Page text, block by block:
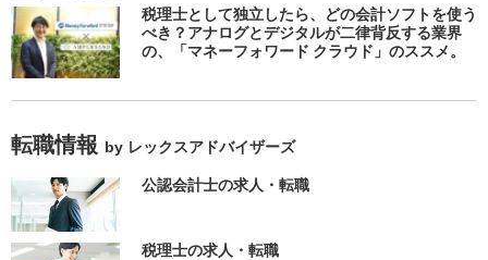
税理士として独立したら、どの会計ソフトを使う
べき？アナログとデジタルが二律背反する業界
の、「マネーフォワード クラウド」のススメ。
転職情報 by レックスアドバイザーズ
公認会計士の求人・転職
税理士の求人・転職